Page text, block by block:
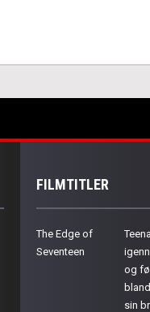
FILMTITLER
The Edge of
Seventeen
og
sin